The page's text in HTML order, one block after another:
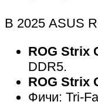
В 2025 ASUS
ROG Strix
DDR5.
ROG Strix
Фичи: Tri-